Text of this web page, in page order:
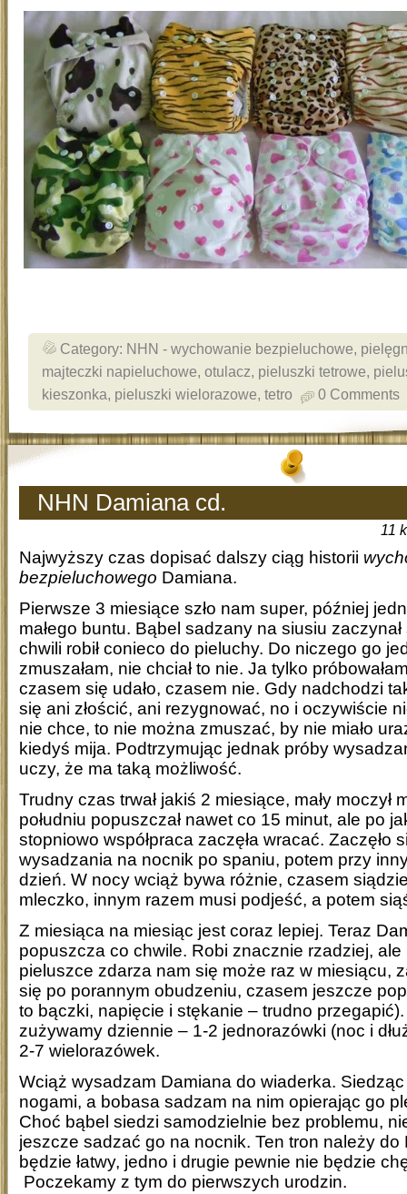
Category: NHN - wychowanie bezpieluchowe,
majteczki napieluchowe, otulacz, pieluszki tetrowe,
kieszonka, pieluszki wielorazowe, tetro 0 Comments
NHN Damiana cd.
11
Najwyższy czas dopisać dalszy ciąg historii
bezpieluchowego Damiana.
Pierwsze 3 miesiące szło nam super, później
małego buntu. Bąbel sadzany na siusiu
chwili robił conieco do pieluchy. Do niczego go
zmuszałam, nie chciał to nie. Ja tylko
czasem się udało, czasem nie. Gdy nadchodzi
się ani złościć, ani rezygnować, no i oczywiście
nie chce, to nie można zmuszać, by nie miało
kiedyś mija. Podtrzymując jednak próby
uczy, że ma taką możliwość.
Trudny czas trwał jakiś 2 miesiące, mały moczył
południu popuszczał nawet co 15 minut, ale po
stopniowo współpraca zaczęła wracać. Zaczęło
wysadzania na nocnik po spaniu, potem przy
dzień. W nocy wciąż bywa różnie, czasem
mleczko, innym razem musi podjeść, a potem
Z miesiąca na miesiąc jest coraz lepiej. Teraz
popuszcza co chwile. Robi znacznie rzadziej,
pieluszce zdarza nam się może raz w miesiącu,
się po porannym obudzeniu, czasem jeszcze
to bączki, napięcie i stękanie – trudno
zużywamy dziennie – 1-2 jednorazówki (noc i
2-7 wielorazówek.
Wciąż wysadzam Damiana do wiaderka.
nogami, a bobasa sadzam na nim opierając go
Choć bąbel siedzi samodzielnie bez problemu,
jeszcze sadzać go na nocnik. Ten tron należy do
będzie łatwy, jedno i drugie pewnie nie będzie
Poczekamy z tym do pierwszych urodzin.